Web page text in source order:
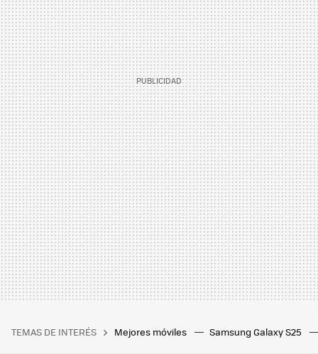
TEMAS DE INTERÉS Mejores móviles Samsung Galaxy S25